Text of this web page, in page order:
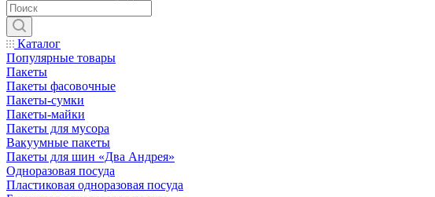
Каталог
Популярные товары
Пакеты
Пакеты фасовочные
Пакеты-сумки
Пакеты-майки
Пакеты для мусора
Вакуумные пакеты
Пакеты для шин «Два Андрея»
Одноразовая посуда
Пластиковая одноразовая посуда